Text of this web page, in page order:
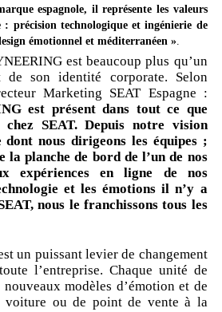
espagnole, il représente les valeurs
précision technologique et ingénierie de
émotionnel et méditerranéen ».
est beaucoup plus qu’un
de son identité corporate. Selon
Marketing SEAT Espagne :
est présent dans tout ce que
chez SEAT. Depuis notre vision
dont nous dirigeons les équipes ;
la planche de bord de l’un de nos
expériences en ligne de nos
et les émotions il n’y a
nous le franchissons tous les
un puissant levier de changement
l’entreprise. Chaque unité de
modèles d’émotion et de
voiture ou de point de vente à la